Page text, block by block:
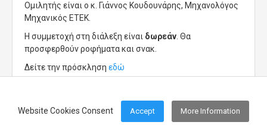
Website Cookies Consent Accept More Information
Ομιλητής είναι ο κ. Γιάννος Κουδουνάρης, Μηχανολόγος
Μηχανικός ΕΤΕΚ.
Η συμμετοχή στη διάλεξη είναι δωρεάν . Θα
προσφερθούν ροφήματα και σνακ.
Δείτε την πρόσκληση εδώ